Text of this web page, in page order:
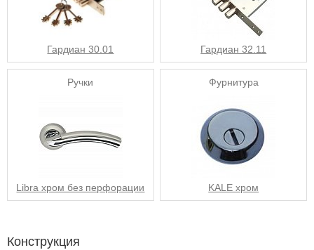
Гардиан 30.01 Гардиан 32.11
Ручки
Libra хром без перфорации
Фурнитура
KALE хром
Конструкция